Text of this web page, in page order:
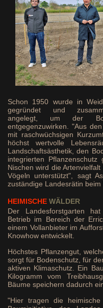
Schon 1950 wurde in
gegründet und
angelegt, um der
entgegenzuwirken. "Aus
mit raschwüchsigen
höchst wertvolle
Landschaftsästhetik, den
integrierten
Nischen wird die
Vögeln unterstützt", sagt
zuständige Landesrätin beim
HEIMISCHE WÄLDER
Der Landesforstgarten
Betrieb im Bereich der
einem Vollanbieter im
Knowhow entwickelt.
Höchstes Pflanzengut,
sorgt für Bodenschutz, für
aktiven Klimaschutz. Ein
Kilogramm vom
Bäume speichern dadurch
"Hier tragen die